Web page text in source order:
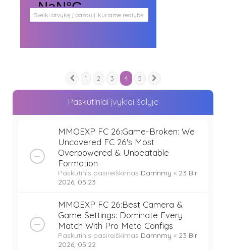
Sveiki atvykę į pasaulį, kuriame realybė
persipina su mistika. Pasaulį, kuris
Parašai ir tekstai
Nemirtingųjų būstinė
Ankstesnis
1 2 3 4 5
Paskutiniai įvykiai šalyje
MMOEXP FC 26:Game-Broken: We
Uncovered FC 26's Most
Overpowered & Unbeatable
Formation
Paskutinis pasireiškimas Damnmy « 23 Bir
2026, 05:23
MMOEXP FC 26:Best Camera &
Game Settings: Dominate Every
Match With Pro Meta Configs
Paskutinis pasireiškimas Damnmy « 23 Bir
2026, 05:22